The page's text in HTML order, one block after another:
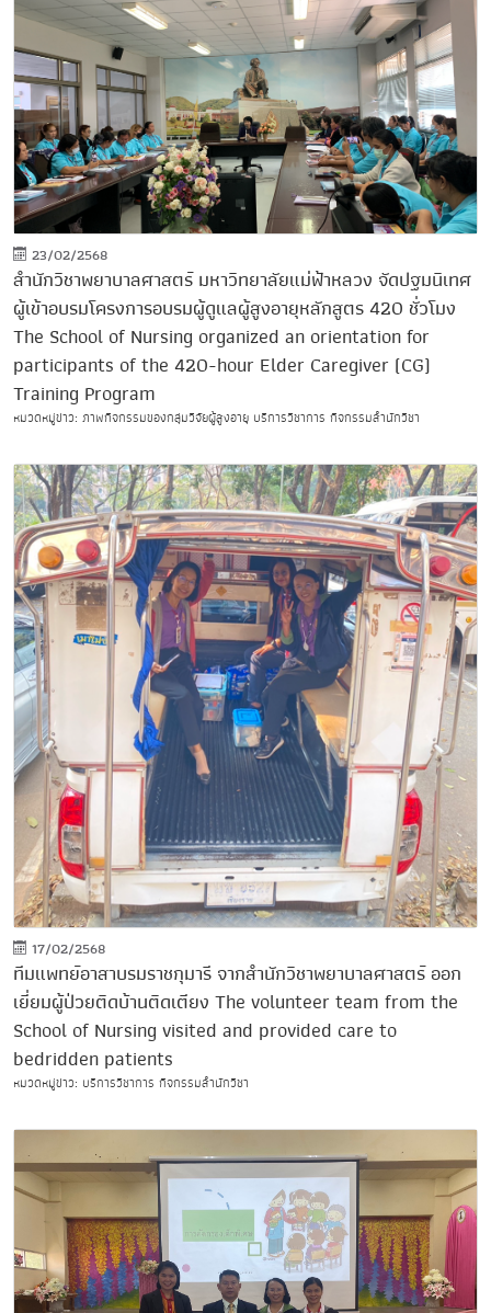
23/02/2568
สำนักวิชาพยาบาลศาสตร์ มหาวิทยาลัยแม่ฟ้าหลวง จัดปฐมนิเทศ
ผู้เข้าอบรมโครงการอบรมผู้ดูแลผู้สูงอายุหลักสูตร 420 ชั่วโมง
The School of Nursing organized an orientation for
participants of the 420-hour Elder Caregiver (CG)
Training Program
หมวดหมู่ข่าว: ภาพกิจกรรมของกลุ่มวิจัยผู้สูงอายุ บริการวิชาการ กิจกรรมสำนักวิชา
17/02/2568
ทีมแพทย์อาสาบรมราชกุมารี จากสำนักวิชาพยาบาลศาสตร์ ออก
เยี่ยมผู้ป่วยติดบ้านติดเตียง The volunteer team from the
School of Nursing visited and provided care to
bedridden patients
หมวดหมู่ข่าว: บริการวิชาการ กิจกรรมสำนักวิชา